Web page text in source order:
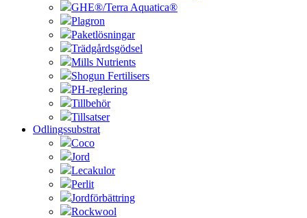
GHE®/Terra Aquatica®
Plagron
Paketlösningar
Trädgårdsgödsel
Mills Nutrients
Shogun Fertilisers
PH-reglering
Tillbehör
Tillsatser
Odlingssubstrat
Coco
Jord
Lecakulor
Perlit
Jordförbättring
Rockwool